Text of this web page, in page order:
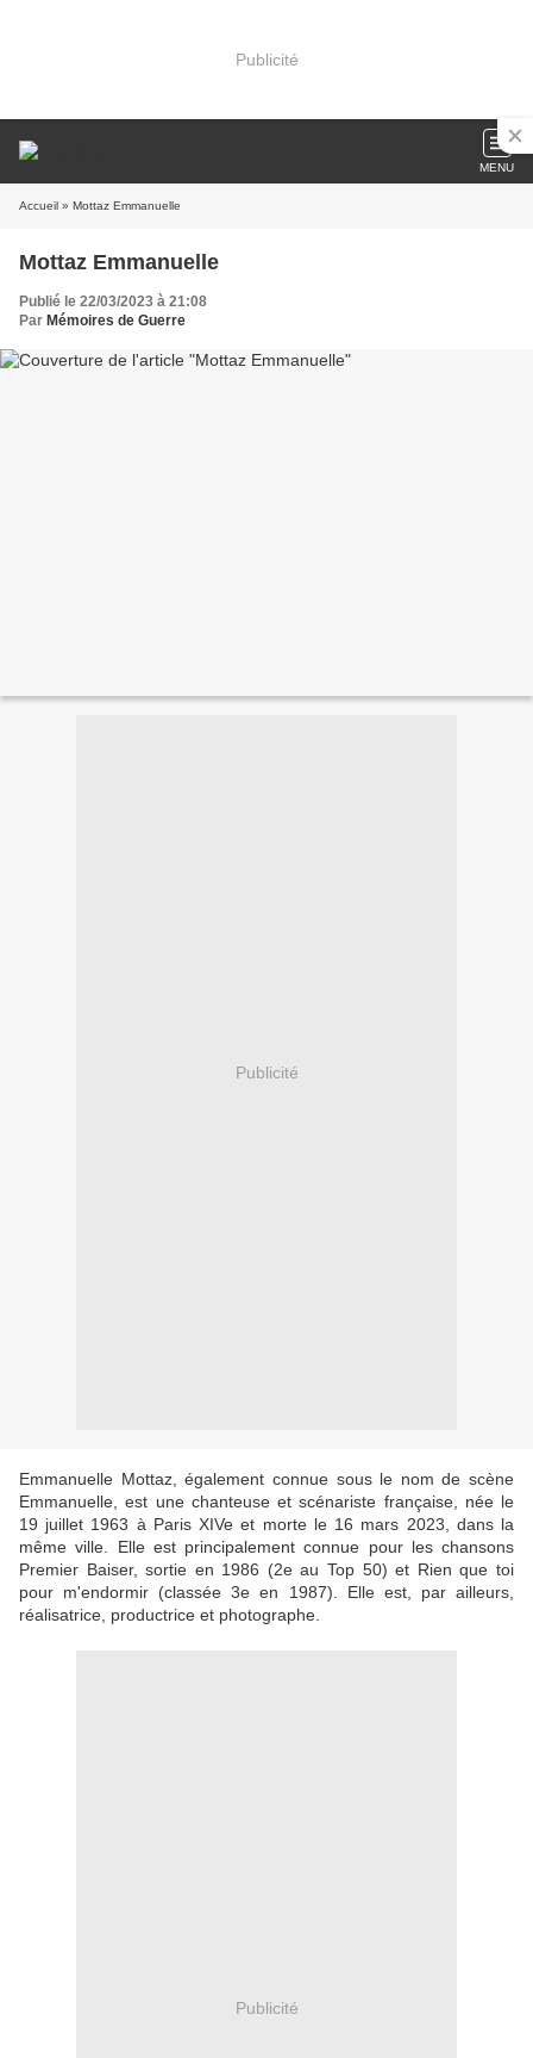
Publicité
MENU
Accueil » Mottaz Emmanuelle
Mottaz Emmanuelle
Publié le 22/03/2023 à 21:08
Par Mémoires de Guerre
Publicité
Emmanuelle Mottaz, également connue sous le nom de scène
Emmanuelle, est une chanteuse et scénariste française, née le
19 juillet 1963 à Paris XIVe et morte le 16 mars 2023, dans la
même ville. Elle est principalement connue pour les chansons
Premier Baiser, sortie en 1986 (2e au Top 50) et Rien que toi
pour m'endormir (classée 3e en 1987). Elle est, par ailleurs,
réalisatrice, productrice et photographe.
Publicité